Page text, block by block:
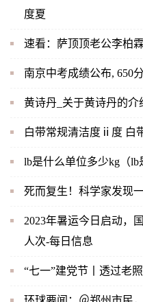
度夏
速看：萨顶顶老公李柏
南京中考成绩公布, 650
黄诗丹_关于黄诗丹的介
白带常规清洁度ⅱ度 白
lb是什么单位多少kg（
死而复生！科学家发现
2023年暑运今日启动，
人次-每日信息
“七一”建党节丨透过老